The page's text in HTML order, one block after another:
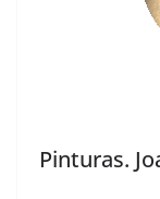
Pinturas.